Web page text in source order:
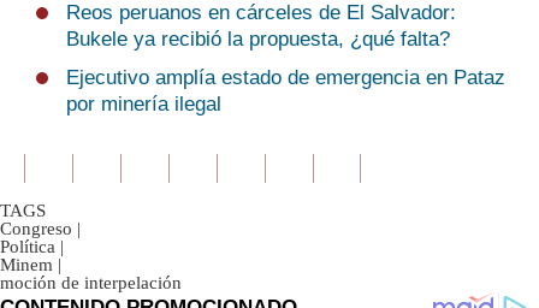
Reos peruanos en cárceles de El Salvador:
Bukele ya recibió la propuesta, ¿qué falta?
Ejecutivo amplía estado de emergencia en Pataz
por minería ilegal
TAGS
Congreso |
Política |
Minem |
moción de interpelación